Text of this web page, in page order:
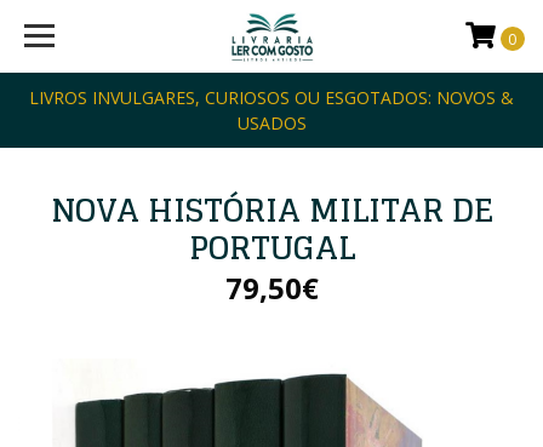
LIVROS INVULGARES, CURIOSOS OU ESGOTADOS: NOVOS &
USADOS
0
NOVA HISTÓRIA MILITAR DE
PORTUGAL
79,50€